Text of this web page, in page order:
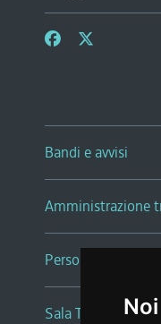
Bandi e avvisi
Amministrazione
Persone e Uffici
Sala Tiziano